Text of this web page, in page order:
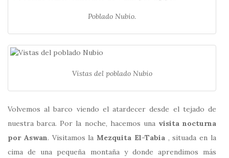
Poblado Nubio.
Vistas del poblado Nubio
Volvemos al barco viendo el atardecer desde el tejado de
nuestra barca. Por la noche, hacemos una visita nocturna
por Aswan. Visitamos laMezquita El-Tabia , situada en la
cima de una pequeña montaña y donde aprendimos más